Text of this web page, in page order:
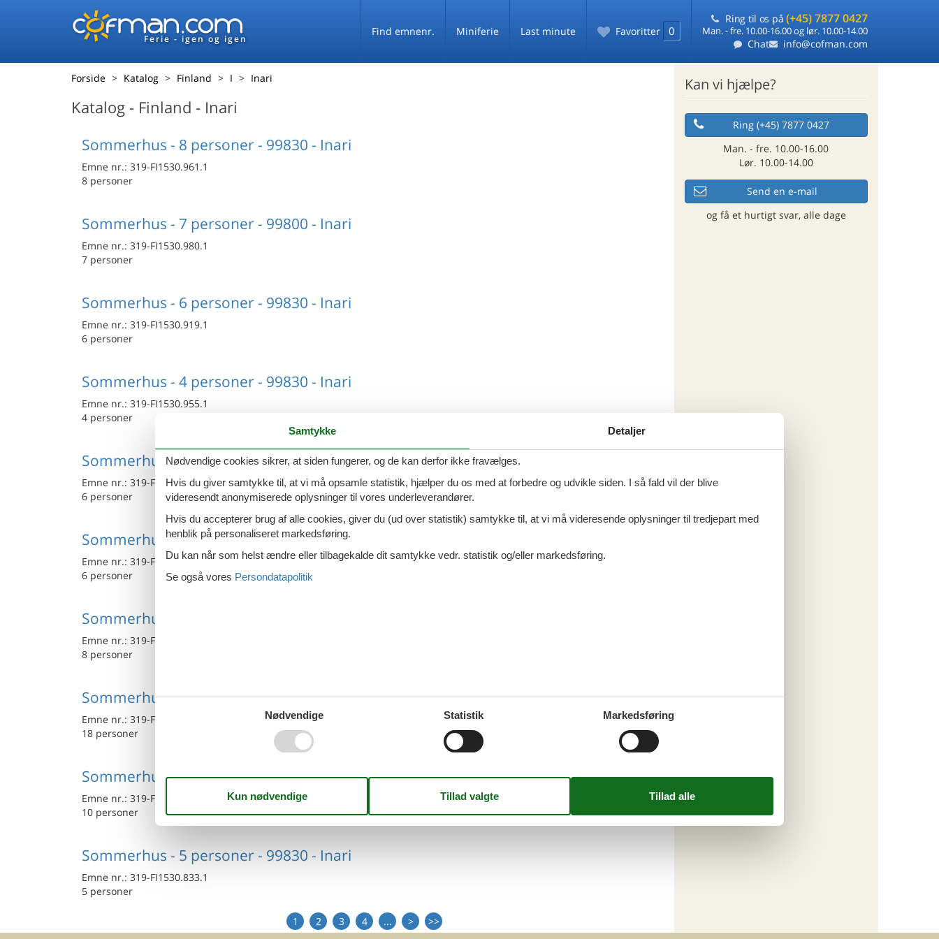
Ferie - igen og igen
Find emnenr. Miniferie Last minute Favoritter 0
Ring til os på (+45) 7877 0427
Man. - fre. 10.00-16.00 og lør. 10.00-14.00
Chat info@cofman.com
Forside Katalog Finland I Inari
Katalog - Finland - Inari
Sommerhus - 8 personer - 99830 - Inari
Emne nr.: 319-FI1530.961.1
8 personer
Sommerhus - 7 personer - 99800 - Inari
Emne nr.: 319-FI1530.980.1
7 personer
Sommerhus - 6 personer - 99830 - Inari
Emne nr.: 319-FI1530.919.1
6 personer
Sommerhus - 4 personer - 99830 - Inari
Emne nr.: 319-FI1530.955.1
4 personer
Sommerhus - 6 personer - 99830 - Inari
Emne nr.: 319-FI1530.831.1
6 personer
Sommerhus - 6 personer - 99870 - Inari
Emne nr.: 319-FI1530.680.1
6 personer
Sommerhus - 8 personer - 99830 - Inari
Emne nr.: 319-FI1530.853.1
8 personer
Sommerhus - 18 personer - 99830 - Inari
Emne nr.: 319-FI1530.974.1
18 personer
Sommerhus - 10 personer - 99930 - Inari
Emne nr.: 319-FI1530.798.1
10 personer
Sommerhus - 5 personer - 99830 - Inari
Emne nr.: 319-FI1530.833.1
5 personer
1 2 3 4 ... > >>
Kan vi hjælpe?
Ring (+45) 7877 0427
Man. - fre. 10.00-16.00
Lør. 10.00-14.00
Send en e-mail
og få et hurtigt svar, alle dage
Samtykke Detaljer
Nødvendige cookies sikrer, at siden fungerer, og de kan derfor ikke fravælges.
Hvis du giver samtykke til, at vi må opsamle statistik, hjælper du os med at forbedre og udvikle siden. I så fald vil der blive
videresendt anonymiserede oplysninger til vores underleverandører.
Hvis du accepterer brug af alle cookies, giver du (ud over statistik) samtykke til, at vi må videresende oplysninger til tredjepart med
henblik på personaliseret markedsføring.
Du kan når som helst ændre eller tilbagekalde dit samtykke vedr. statistik og/eller markedsføring.
Se også vores Persondatapolitik
Nødvendige Statistik Markedsføring